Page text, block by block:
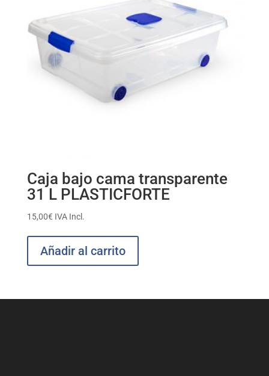
Caja bajo cama transparente
31 L PLASTICFORTE
15,00€ IVA Incl.
Añadir al carrito